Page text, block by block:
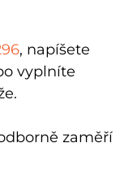
, napíšete
vyplníte
zaměří